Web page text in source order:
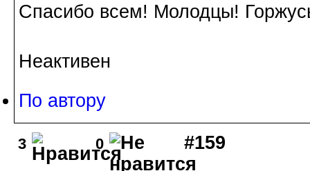
Спасибо всем! Молодцы!
Неактивен
По автору
3 0 #159